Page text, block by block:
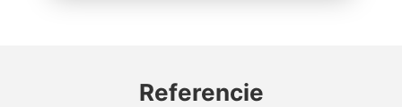
Referencie